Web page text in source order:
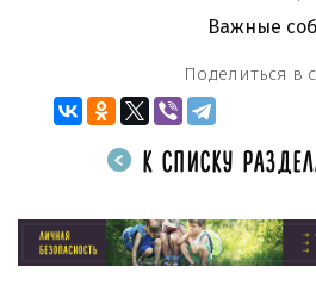
Важные
Поделиться в
К СПИСКУ